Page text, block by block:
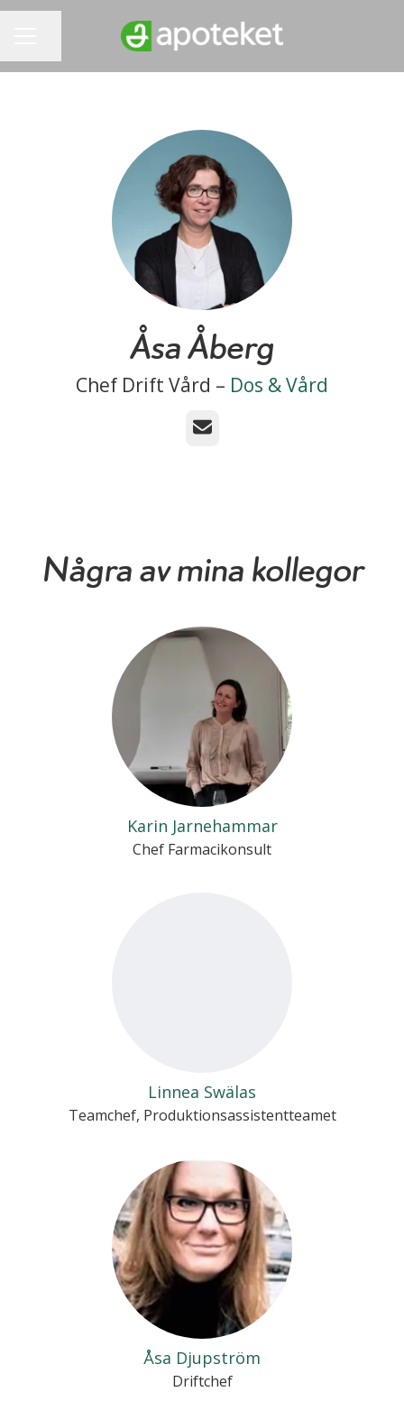
Åsa Åberg
Chef Drift Vård – Dos & Vård
E-post
Några av mina kollegor
Karin Jarnehammar
Chef Farmacikonsult
Linnea Swälas
Teamchef, Produktionsassistentteamet
Åsa Djupström
Driftchef